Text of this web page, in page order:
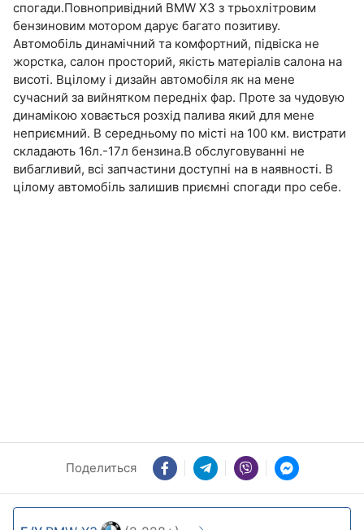
спогади.Повнопривідний BMW X3 з трьохлітровим
бензиновим мотором дарує багато позитиву.
Автомобіль динамічний та комфортний, підвіска не
жорстка, салон просторий, якість матеріалів салона на
висоті. Вцілому і дизайн автомобіля як на мене
сучасний за вийнятком передніх фар. Проте за чудовую
динамікою ховається розхід палива який для мене
неприємний. В середньому по місті на 100 км. вистрати
складають 16л.-17л бензина.В обслуговуванні не
вибагливий, всі запчастини доступні на в наявності. В
цілому автомобіль залишив приємні спогади про себе.
Поделиться